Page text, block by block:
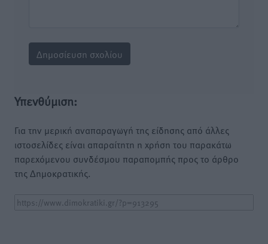
Υπενθύμιση:
Για την μερική αναπαραγωγή της είδησης από άλλες
ιστοσελίδες είναι απαραίτητη η χρήση του παρακάτω
παρεχόμενου συνδέσμου παραπομπής προς το άρθρο
της Δημοκρατικής.